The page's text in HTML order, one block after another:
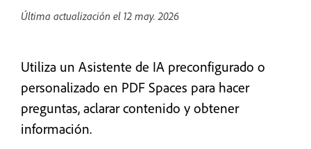
Última actualización el 12 may. 2026
Utiliza un Asistente de IA preconfigurado o
personalizado en PDF Spaces para hacer
preguntas, aclarar contenido y obtener
información.